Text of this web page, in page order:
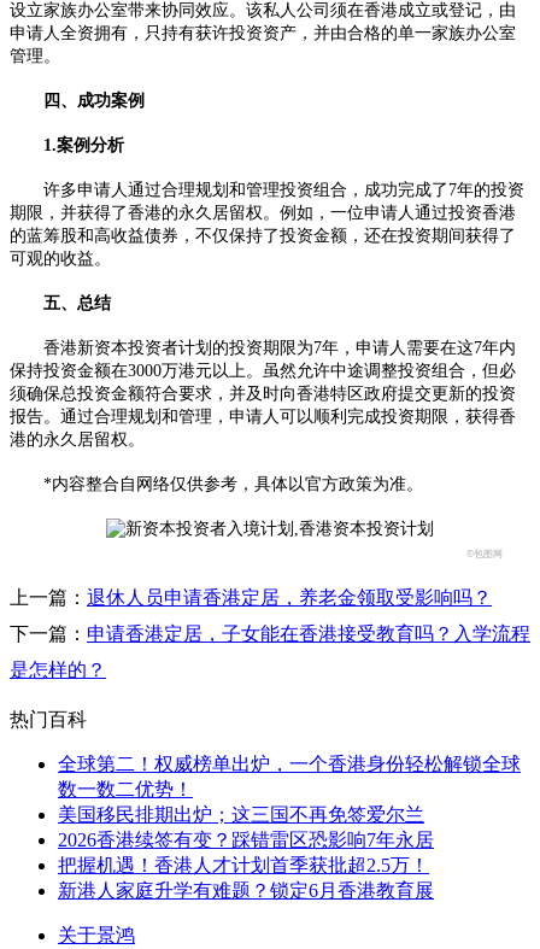
设立家族办公室带来协同效应。该私人公司须在香港成立或登记，由
申请人全资拥有，只持有获许投资资产，并由合格的单一家族办公室
管理。
四、成功案例
1.案例分析
许多申请人通过合理规划和管理投资组合，成功完成了7年的投资
期限，并获得了香港的永久居留权。例如，一位申请人通过投资香港
的蓝筹股和高收益债券，不仅保持了投资金额，还在投资期间获得了
可观的收益。
五、总结
香港新资本投资者计划的投资期限为7年，申请人需要在这7年内
保持投资金额在3000万港元以上。虽然允许中途调整投资组合，但必
须确保总投资金额符合要求，并及时向香港特区政府提交更新的投资
报告。通过合理规划和管理，申请人可以顺利完成投资期限，获得香
港的永久居留权。
*内容整合自网络仅供参考，具体以官方政策为准。
©包图网
上一篇： 退休人员申请香港定居，养老金领取受影响吗？
下一篇： 申请香港定居，子女能在香港接受教育吗？入学流程
是怎样的？
热门百科
全球第二！权威榜单出炉，一个香港身份轻松解锁全球
数一数二优势！
美国移民排期出炉；这三国不再免签爱尔兰
2026香港续签有变？踩错雷区恐影响7年永居
把握机遇！香港人才计划首季获批超2.5万！
新港人家庭升学有难题？锁定6月香港教育展
关于景鸿